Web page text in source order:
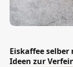
Eiskaffee
Ideen zur